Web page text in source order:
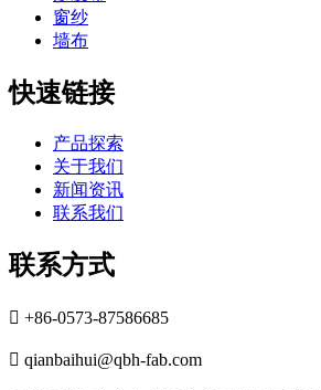
窗纱
墙布
快速链接
产品探索
关于我们
新闻资讯
联系我们
联系方式
 +86-0573-87586685
 qianbaihui@qbh-fab.com